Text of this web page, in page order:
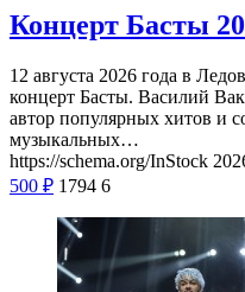
Концерт Басты
12 августа 2026 года в
концерт Басты. Василий
автор популярных хитов и
музыкальных…
https://schema.org/InStock
500 ₽ 1794 6